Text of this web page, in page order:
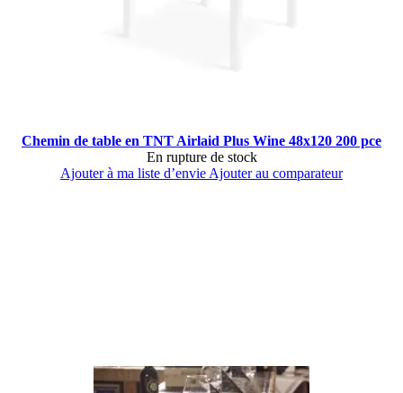
Chemin de table en TNT Airlaid Plus Wine 48x120 200 pce
En rupture de stock
Ajouter à ma liste d’envie Ajouter au comparateur